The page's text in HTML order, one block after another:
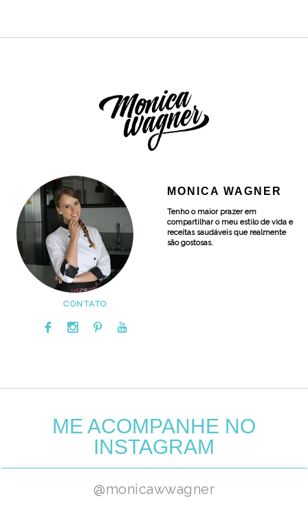
MONICA WAGNER
Tenho o maior prazer em
compartilhar o meu estilo de vida e
receitas saudáveis que realmente
são gostosas.
CONTATO
ME ACOMPANHE NO
INSTAGRAM
@monicawwagner